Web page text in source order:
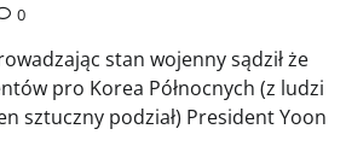
0
stan wojenny sądził że
pro Korea Północnych (z ludzi
sztuczny podział) President Yoon